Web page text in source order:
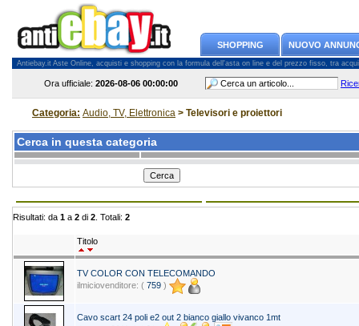
SHOPPING NUOVO
Antiebay.it Aste Online, acquisti e shopping con la formula dell'asta on line e del prezzo fisso, tra
Ora ufficiale: 2026-08-06 00:00:00
Categoria: Audio, TV, Elettronica > Televisori e proiettori
Cerca in questa categoria
Risultati: da 1 a 2 di 2 . Totali: 2
Titolo
TV COLOR CON TELECOMANDO
ilmiciovenditore: ( 759 )
Cavo scart 24 poli e2 out 2 bianco giallo vivanco 1mt